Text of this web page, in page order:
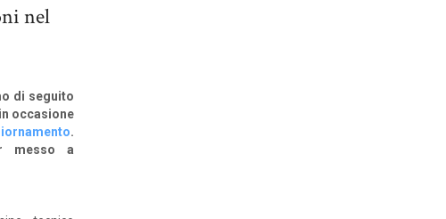
nel
di seguito
occasione
.
messo a